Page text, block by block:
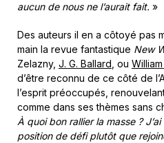
aucun de nous ne l’aurait fait. »
Des auteurs il en a côtoyé pas
main la revue fantastique New
Zelazny, J. G. Ballard , ou
d’être reconnu de ce côté de
l’esprit préoccupés,
comme dans ses thèmes sans
À quoi bon rallier la masse ?
position de défi plutôt que